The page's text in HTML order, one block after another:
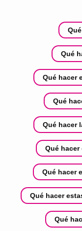
Qué
Qué hacer
Qué
Qué hacer
Qué hacer
Qué hacer
Qué hacer
Qué